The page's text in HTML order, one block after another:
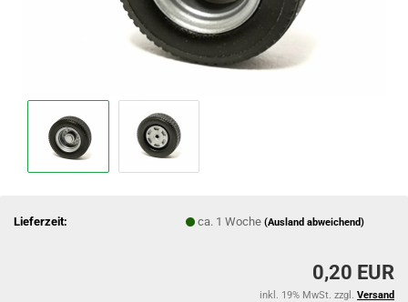
Lieferzeit: ca. 1 Woche(Ausland abweichend)
0,20 EUR
inkl. 19% MwSt. zzgl. Versand